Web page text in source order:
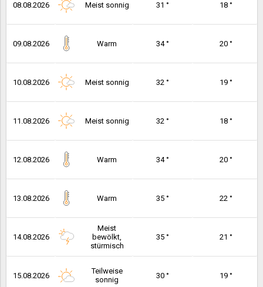
08.08.2026 Meist sonnig 31 ° 18 °
09.08.2026 Warm 34 ° 20 °
10.08.2026 Meist sonnig 32 ° 19 °
11.08.2026 Meist sonnig 32 ° 18 °
12.08.2026 Warm 34 ° 20 °
13.08.2026 Warm 35 ° 22 °
14.08.2026
Meist
bewölkt,
stürmisch
35 ° 21 °
15.08.2026
Teilweise
sonnig
30 ° 19 °